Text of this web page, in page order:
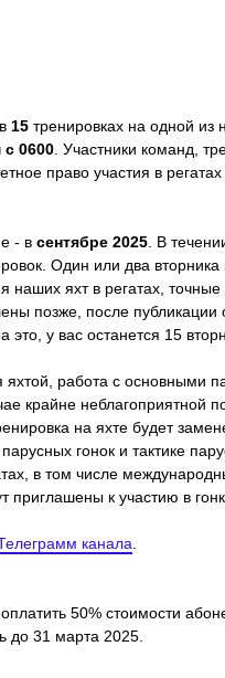
15 тренировках на одной из
с 0600. Участники команд,
право участия в
- в сентябре 2025. В
Один или два вторника
наших яхт в регатах,
позже, после
у вас останется 15
яхтой, работа с основными
крайне неблагоприятной
на яхте будет
гонок и тактике
в том числе
приглашены к участию в
канала.
50% стоимости
до 31 марта 2025.